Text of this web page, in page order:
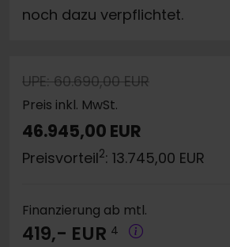
noch dazu verpflichtet.
UPE: 60.690,00 EUR
Preis inkl. MwSt.
46.945,00 EUR
Preisvorteil2: 13.745,00 EUR
Finanzierung ab mtl.
419,- EUR 4